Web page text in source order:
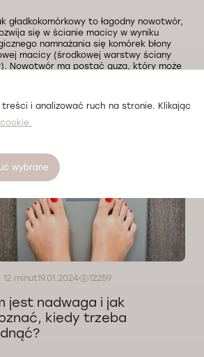
gładkokomórkowy to łagodny nowotwór,
się w ścianie macicy w wyniku
namnażania się komórek błony
macicy (środkowej warstwy ściany
Nowotwór ma postać guza, który może
minut19.01.2024 12259
jest nadwaga i jak
kiedy trzeba
i analizować ruch na stronie. Klikając
wybrane